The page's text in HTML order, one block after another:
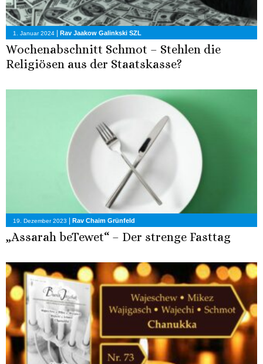
1. Januar 2024 | Rav Jaakow Galinkski SZL
Wochenabschnitt Schmot – Stehlen die
Religiösen aus der Staatskasse?
19. Dezember 2023 Rav Chaim Grünfeld
„Assarah beTewet“ – Der strenge Fasttag